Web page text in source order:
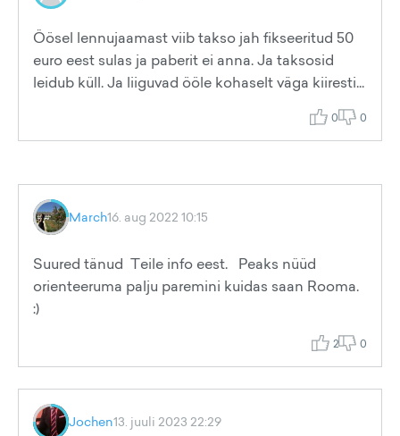
Öösel lennujaamast viib takso jah fikseeritud 50
euro eest sulas ja paberit ei anna. Ja taksosid
leidub küll. Ja liiguvad ööle kohaselt väga kiiresti...
0 0
March16. aug 2022 10:15
Suured tänud Teile info eest. Peaks nüüd
orienteeruma palju paremini kuidas saan Rooma.
:)
2 0
Jochen13. juuli 2023 22:29